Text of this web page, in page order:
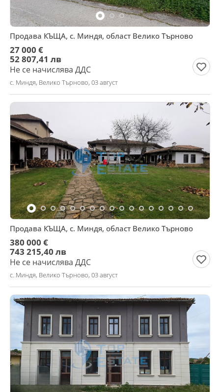
Продава КЪЩА, с. Миндя, област Велико Търново
27 000 €
52 807,41 лв
Не се начислява ДДС
с. Миндя, Велико Търново, 03 август
Продава КЪЩА, с. Миндя, област Велико Търново
380 000 €
743 215,40 лв
Не се начислява ДДС
с. Миндя, Велико Търново, 03 август